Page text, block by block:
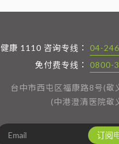
健康 1110 咨询专线： 04-
免付费专线： 0800-
台中市西屯区福康路8号(敬
(中港澄清医院敬
订阅